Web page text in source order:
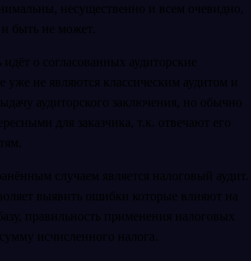
несущественно и всем очевидно,
быть не может.
о согласованных аудиторские
уже не являются классическим аудитом и
аудиторского заключения, но обычно
для заказчика, т.к. отвечают его
случаем является налоговый аудит.
выявить ошибки которые влияют на
правильность применения налоговых
исчисленного налога.